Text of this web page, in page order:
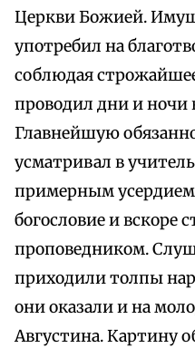
Церкви Божией.
употребил на
соблюдая
проводил дни и ночи
Главнейшую
усматривал в
примерным усердием
богословие и вскоре
проповедником.
приходили толпы
они оказали и на
Августина. Картину